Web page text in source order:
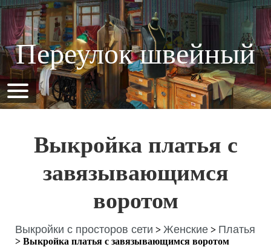
Переулок швейный
Выкройка платья с
завязывающимся
воротом
Выкройки с просторов сети > Женские > Платья
> Выкройка платья с завязывающимся воротом